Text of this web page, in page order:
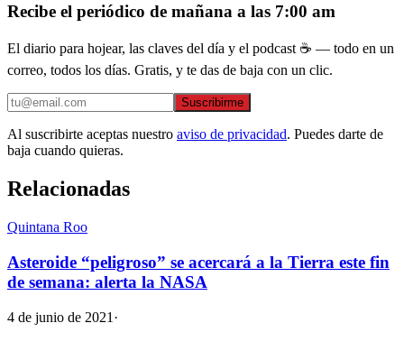
Recibe el periódico de mañana a las 7:00 am
El diario para hojear, las claves del día y el podcast ☕ — todo en un
correo, todos los días. Gratis, y te das de baja con un clic.
Suscribirme
Al suscribirte aceptas nuestro aviso de privacidad. Puedes darte de
baja cuando quieras.
Relacionadas
Quintana Roo
Asteroide “peligroso” se acercará a la Tierra este fin
de semana: alerta la NASA
4 de junio de 2021 ·